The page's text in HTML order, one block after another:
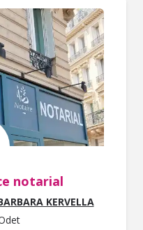
notarial
KERVELLA